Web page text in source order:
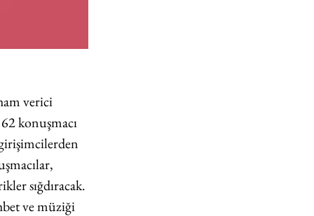
verici
konuşmacı
sığdıracak.
ve müziği